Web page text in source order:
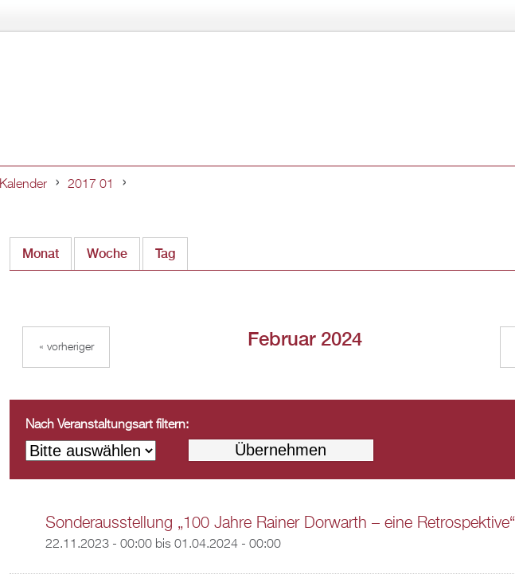
Kalender 2017 01
Monat(aktiver Reiter)
Woche Tag
Februar 2024
« vorheriger
Nach Veranstaltungsart filtern:
Sonderausstellung „100 Jahre Rainer Dorwarth – eine Retrospektive“
22.11.2023 - 00:00bis 01.04.2024 - 00:00